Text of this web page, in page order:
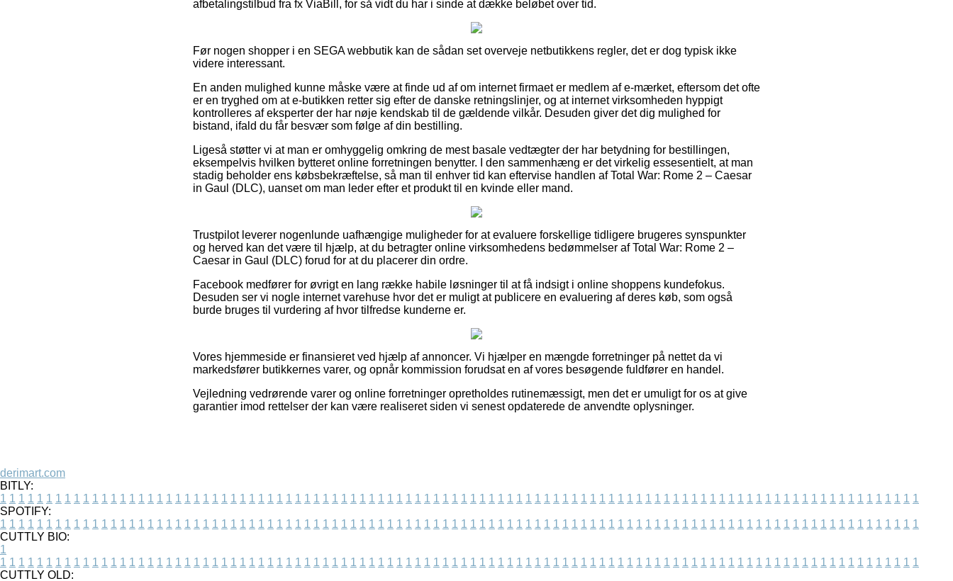
afbetalingstilbud fra fx ViaBill, for så vidt du har i sinde at dække beløbet over tid.
Før nogen shopper i en SEGA webbutik kan de sådan set overveje netbutikkens regler, det er dog typisk ikke
videre interessant.
En anden mulighed kunne måske være at finde ud af om internet firmaet er medlem af e-mærket, eftersom det ofte
er en tryghed om at e-butikken retter sig efter de danske retningslinjer, og at internet virksomheden hyppigt
kontrolleres af eksperter der har nøje kendskab til de gældende vilkår. Desuden giver det dig mulighed for
bistand, ifald du får besvær som følge af din bestilling.
Ligeså støtter vi at man er omhyggelig omkring de mest basale vedtægter der har betydning for bestillingen,
eksempelvis hvilken bytteret online forretningen benytter. I den sammenhæng er det virkelig essesentielt, at man
stadig beholder ens købsbekræftelse, så man til enhver tid kan eftervise handlen af Total War: Rome 2 – Caesar
in Gaul (DLC), uanset om man leder efter et produkt til en kvinde eller mand.
Trustpilot leverer nogenlunde uafhængige muligheder for at evaluere forskellige tidligere brugeres synspunkter
og herved kan det være til hjælp, at du betragter online virksomhedens bedømmelser af Total War: Rome 2 –
Caesar in Gaul (DLC) forud for at du placerer din ordre.
Facebook medfører for øvrigt en lang række habile løsninger til at få indsigt i online shoppens kundefokus.
Desuden ser vi nogle internet varehuse hvor det er muligt at publicere en evaluering af deres køb, som også
burde bruges til vurdering af hvor tilfredse kunderne er.
Vores hjemmeside er finansieret ved hjælp af annoncer. Vi hjælper en mængde forretninger på nettet da vi
markedsfører butikkernes varer, og opnår kommission forudsat en af vores besøgende fuldfører en handel.
Vejledning vedrørende varer og online forretninger opretholdes rutinemæssigt, men det er umuligt for os at give
garantier imod rettelser der kan være realiseret siden vi senest opdaterede de anvendte oplysninger.
derimart.com
BITLY:
1 1 1 1 1 1 1 1 1 1 1 1 1 1 1 1 1 1 1 1 1 1 1 1 1 1 1 1 1 1 1 1 1 1 1 1 1 1 1 1 1 1 1 1 1 1 1 1 1 1 1 1 1 1 1 1 1 1 1 1 1 1 1 1 1 1 1 1 1 1 1 1 1 1 1 1 1 1 1 1 1 1 1 1 1 1 1 1 1 1 1 1 1 1 1 1 1 1 1 1
SPOTIFY:
1 1 1 1 1 1 1 1 1 1 1 1 1 1 1 1 1 1 1 1 1 1 1 1 1 1 1 1 1 1 1 1 1 1 1 1 1 1 1 1 1 1 1 1 1 1 1 1 1 1 1 1 1 1 1 1 1 1 1 1 1 1 1 1 1 1 1 1 1 1 1 1 1 1 1 1 1 1 1 1 1 1 1 1 1 1 1 1 1 1 1 1 1 1 1 1 1 1 1 1
CUTTLY BIO:
1
1 1 1 1 1 1 1 1 1 1 1 1 1 1 1 1 1 1 1 1 1 1 1 1 1 1 1 1 1 1 1 1 1 1 1 1 1 1 1 1 1 1 1 1 1 1 1 1 1 1 1 1 1 1 1 1 1 1 1 1 1 1 1 1 1 1 1 1 1 1 1 1 1 1 1 1 1 1 1 1 1 1 1 1 1 1 1 1 1 1 1 1 1 1 1 1 1 1 1 1
CUTTLY OLD: